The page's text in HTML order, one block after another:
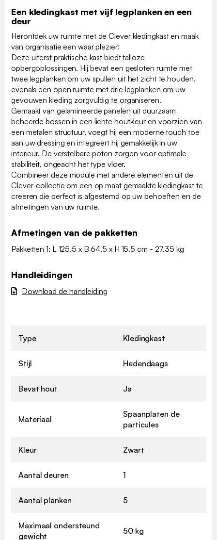
Een kledingkast met vijf legplanken en een
deur
Herontdek uw ruimte met de Clever kledingkast en maak
van organisatie een waar plezier!
Deze uiterst praktische kast biedt talloze
opbergoplossingen. Hij bevat een gesloten ruimte met
twee legplanken om uw spullen uit het zicht te houden,
evenals een open ruimte met drie legplanken om uw
gevouwen kleding zorgvuldig te organiseren.
Gemaakt van gelamineerde panelen uit duurzaam
beheerde bossen in een lichte houtkleur en voorzien van
een metalen structuur, voegt hij een moderne touch toe
aan uw dressing en integreert hij gemakkelijk in uw
interieur. De verstelbare poten zorgen voor optimale
stabiliteit, ongeacht het type vloer.
Combineer deze module met andere elementen uit de
Clever-collectie om een op maat gemaakte kledingkast te
creëren die perfect is afgestemd op uw behoeften en de
afmetingen van uw ruimte.
Afmetingen van de pakketten
Pakketten 1: L 125.5 x B 64.5 x H 15.5 cm - 27.35 kg
Handleidingen
Download de handleiding
Type Kledingkast
Stijl Hedendaags
Bevat hout Ja
Materiaal
Spaanplaten de
particules
Kleur Zwart
Aantal deuren 1
Aantal planken 5
Maximaal ondersteund
gewicht
50 kg